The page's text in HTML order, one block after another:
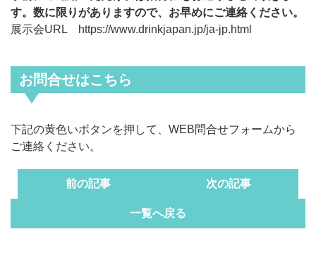
す。数に限りがありますので、お早めにご連絡ください。
展示会URL
https://www.drinkjapan.jp/ja-jp.html
お問合せはこちら
下記の黄色いボタンを押して、WEB問合せフォームから
ご連絡ください。
前の記事 次の記事
一覧へ戻る